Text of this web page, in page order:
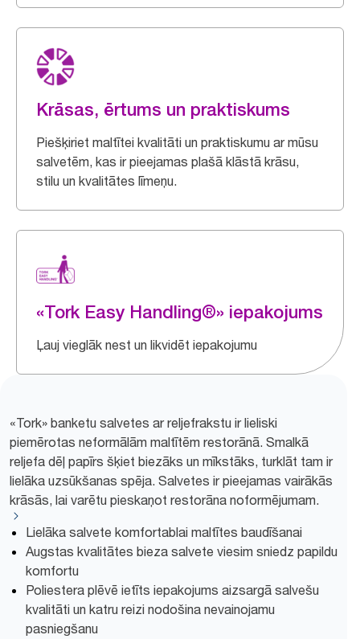
Krāsas, ērtums un praktiskums
Piešķiriet maltītei kvalitāti un praktiskumu ar mūsu
salvetēm, kas ir pieejamas plašā klāstā krāsu,
stilu un kvalitātes līmeņu.
«Tork Easy Handling®» iepakojums
Ļauj vieglāk nest un likvidēt iepakojumu
«Tork» banketu salvetes ar reljefrakstu ir lieliski
piemērotas neformālām maltītēm restorānā. Smalkā
reljefa dēļ papīrs šķiet biezāks un mīkstāks, turklāt tam ir
lielāka uzsūkšanas spēja. Salvetes ir pieejamas vairākās
krāsās, lai varētu pieskaņot restorāna noformējumam.
Lielāka salvete komfortablai maltītes baudīšanai
Augstas kvalitātes bieza salvete viesim sniedz papildu
komfortu
Poliestera plēvē ietīts iepakojums aizsargā salvešu
kvalitāti un katru reizi nodošina nevainojamu
pasniegšanu